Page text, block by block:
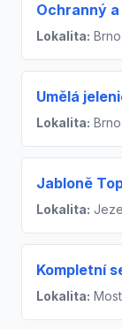
Ochranný
Lokalita:
Umělá
Lokalita:
Jabloně
Lokalita:
Kompletní
Lokalita: Most